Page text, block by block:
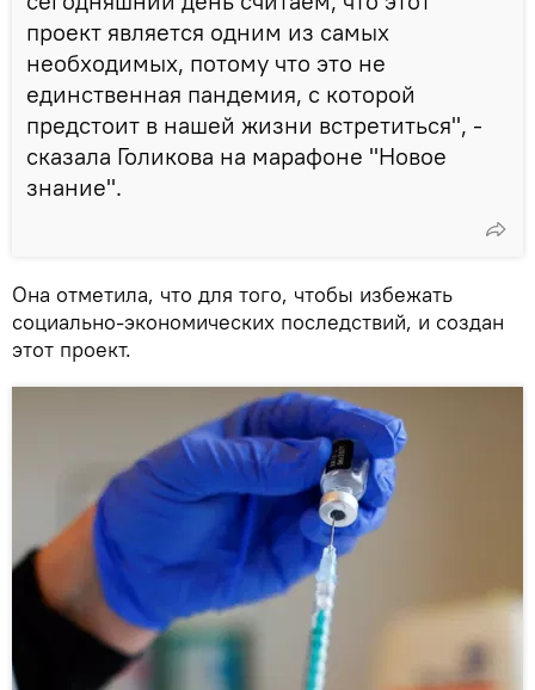
проект является одним из самых
необходимых, потому что это не
единственная пандемия, с которой
предстоит в нашей жизни встретиться", -
сказала Голикова на марафоне "Новое
знание".
Она отметила, что для того, чтобы избежать
социально-экономических последствий, и создан
этот проект.